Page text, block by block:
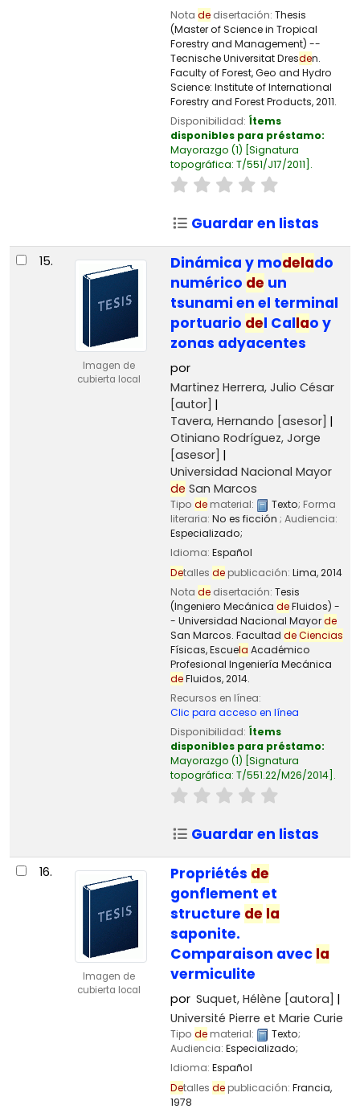
Nota dedisertación: Thesis
(Master of Science in Tropical
Forestry and Management) --
Tecnische Universitat Dresden.
Faculty of Forest, Geo and Hydro
Science: Institute of International
Forestry and Forest Products, 2011.
Disponibilidad: Ítems
disponibles para préstamo:
Mayorazgo (1) Signatura
topográfica: T/551/J17/2011 .
Guardar en listas
15.
Imagen de
cubierta local
Dinámica y modelado
numérico de un
tsunami en el terminal
portuario del Callao y
zonas adyacentes
por
Martinez Herrera, Julio César
[autor]
Tavera, Hernando [asesor]
Otiniano Rodríguez, Jorge
[asesor]
Universidad Nacional Mayor
de San Marcos
Tipo dematerial: Texto; Forma
literaria: No es ficción ; Audiencia:
Especializado;
Idioma: Español
Detalles depublicación: Lima,2014
Nota dedisertación: Tesis
(Ingeniero Mecánica deFluidos) -
- Universidad Nacional Mayorde
San Marcos. Facultad deCiencias
Físicas, Escuela Académico
Profesional Ingeniería Mecánica
deFluidos, 2014.
Recursos en línea:
Clic para acceso en línea
Disponibilidad: Ítems
disponibles para préstamo:
Mayorazgo (1) Signatura
topográfica: T/551.22/M26/2014 .
Guardar en listas
16.
Imagen de
cubierta local
Propriétés de
gonflement et
structure de la
saponite.
Comparaison avec la
vermiculite
por Suquet, Hélène [autora]
Université Pierre et Marie Curie
Tipo dematerial: Texto;
Audiencia: Especializado;
Idioma: Español
Detalles depublicación: Francia,
1978